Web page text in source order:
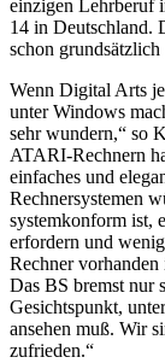
einzigen Lehrberuf
14 in Deutschland.
schon
Wenn Digital Arts
unter Windows
sehr wundern,“ so
ATARI-Rechnern
einfaches und
Rechnersystemen
systemkonform ist,
erfordern und
Rechner
Das BS bremst nur
Gesichtspunkt,
ansehen muß. Wir
zufrieden.“